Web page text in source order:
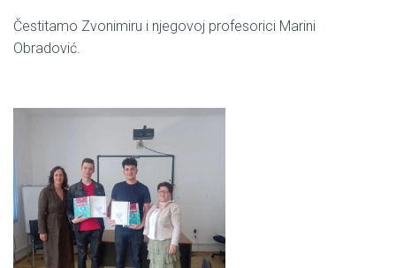
Čestitamo Zvonimiru i njegovoj profesorici Marini
Obradović.